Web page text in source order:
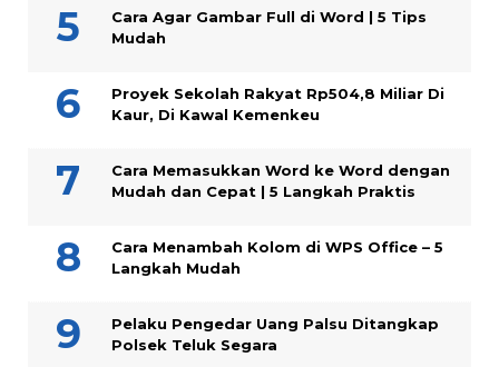
Cara Agar Gambar Full di Word | 5 Tips
Mudah
Proyek Sekolah Rakyat Rp504,8 Miliar Di
Kaur, Di Kawal Kemenkeu
Cara Memasukkan Word ke Word dengan
Mudah dan Cepat | 5 Langkah Praktis
Cara Menambah Kolom di WPS Office – 5
Langkah Mudah
Pelaku Pengedar Uang Palsu Ditangkap
Polsek Teluk Segara